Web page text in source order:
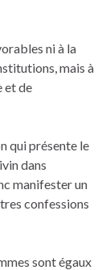
ni à la
mais à
et de
qui présente le
dans
manifester un
confessions
sont égaux